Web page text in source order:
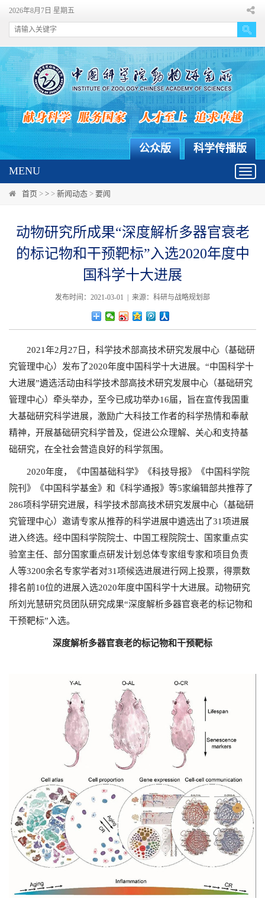
2026年8月7日 星期五
科学传播版
公众版
MENU
首页 > > > 新闻动态 > 要闻
动物研究所成果“深度解析多器官衰老
的标记物和干预靶标”入选2020年度中
国科学十大进展
发布时间：2021-03-01 | 来源：科研与战略规划部
2021年2月27日，科学技术部高技术研究发展中心（基础研
究管理中心）发布了2020年度中国科学十大进展。“中国科学十
大进展”遴选活动由科学技术部高技术研究发展中心（基础研究
管理中心）牵头举办，至今已成功举办16届，旨在宣传我国重
大基础研究科学进展，激励广大科技工作者的科学热情和奉献
精神，开展基础研究科学普及，促进公众理解、关心和支持基
础研究，在全社会营造良好的科学氛围。
2020年度，《中国基础科学》《科技导报》《中国科学院
院刊》《中国科学基金》和《科学通报》等5家编辑部共推荐了
286项科学研究进展，科学技术部高技术研究发展中心（基础研
究管理中心）邀请专家从推荐的科学进展中遴选出了31项进展
进入终选。经中国科学院院士、中国工程院院士、国家重点实
验室主任、部分国家重点研发计划总体专家组专家和项目负责
人等3200余名专家学者对31项候选进展进行网上投票，得票数
排名前10位的进展入选2020年度中国科学十大进展。动物研究
所刘光慧研究员团队研究成果“深度解析多器官衰老的标记物和
干预靶标”入选。
深度解析多器官衰老的标记物和干预靶标